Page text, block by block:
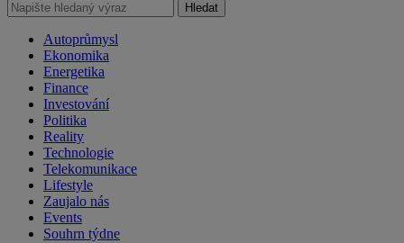
Hledat
Autoprůmysl
Ekonomika
Energetika
Finance
Investování
Politika
Reality
Technologie
Telekomunikace
Lifestyle
Zaujalo nás
Events
Souhrn týdne